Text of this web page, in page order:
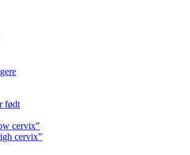
født
cervix”
cervix”